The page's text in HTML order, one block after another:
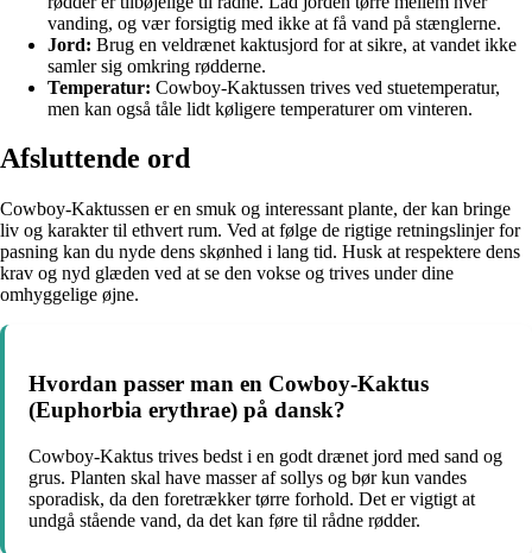
vanding, og vær forsigtig med ikke at få vand på stænglerne.
Jord: Brug en veldrænet kaktusjord for at sikre, at vandet ikke
samler sig omkring rødderne.
Temperatur: Cowboy-Kaktussen trives ved stuetemperatur,
men kan også tåle lidt køligere temperaturer om vinteren.
Afsluttende ord
Cowboy-Kaktussen er en smuk og interessant plante, der kan bringe
liv og karakter til ethvert rum. Ved at følge de rigtige retningslinjer for
pasning kan du nyde dens skønhed i lang tid. Husk at respektere dens
krav og nyd glæden ved at se den vokse og trives under dine
omhyggelige øjne.
Hvordan passer man en Cowboy-Kaktus
(Euphorbia erythrae) på dansk?
Cowboy-Kaktus trives bedst i en godt drænet jord med sand og
grus. Planten skal have masser af sollys og bør kun vandes
sporadisk, da den foretrækker tørre forhold. Det er vigtigt at
undgå stående vand, da det kan føre til rådne rødder.